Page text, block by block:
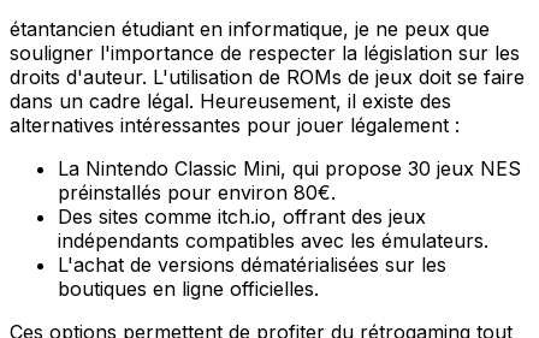
étantancien étudiant en informatique, je ne peux que
souligner l'importance de respecter la législation sur les
droits d'auteur. L'utilisation de ROMs de jeux doit se faire
dans un cadre légal. Heureusement, il existe des
alternatives intéressantes pour jouer légalement :
La Nintendo Classic Mini, qui propose 30 jeux NES
préinstallés pour environ 80€.
Des sites comme itch.io, offrant des jeux
indépendants compatibles avec les émulateurs.
L'achat de versions dématérialisées sur les
boutiques en ligne officielles.
Ces options permettent de profiter du rétrogaming tout